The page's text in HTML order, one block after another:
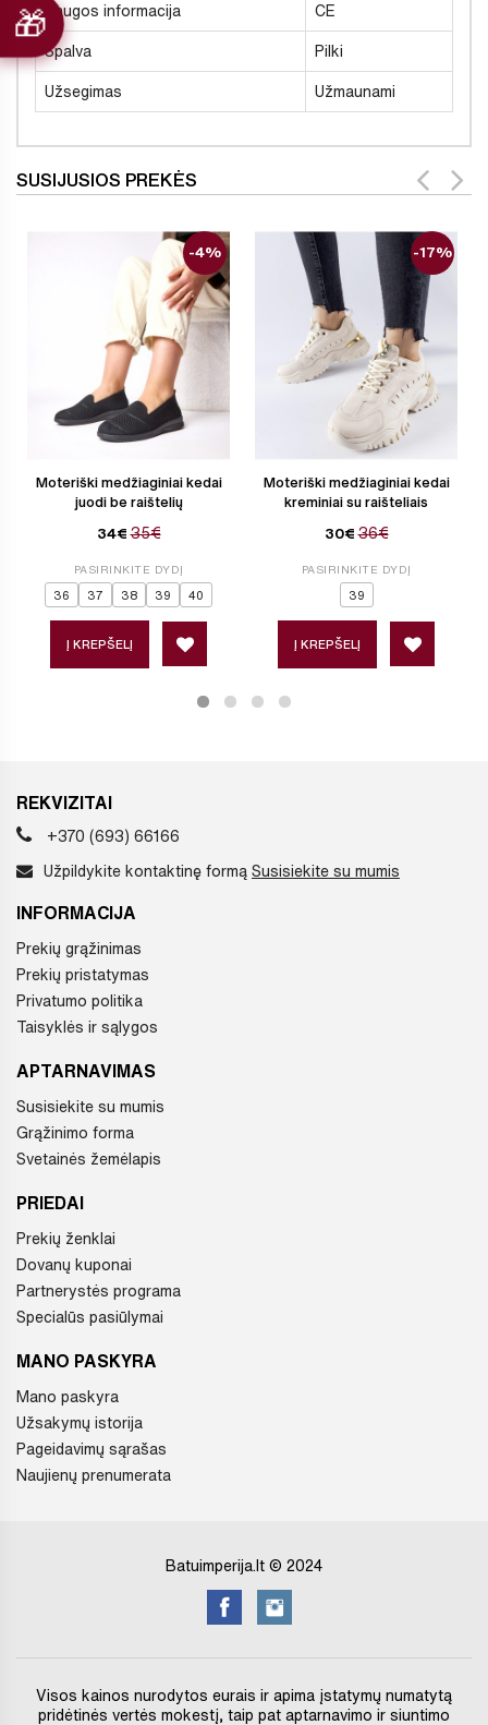
Saugos informacija CE
Spalva Pilki
Užsegimas Užmaunami
SUSIJUSIOS PREKĖS
Moteriški medžiaginiai kedai
juodi be raištelių
34€ 35€
-4%
PASIRINKITE DYDĮ
36 37 38 39 40
Į KREPŠELĮ
Moteriški medžiaginiai kedai
kreminiai su raišteliais
30€ 36€
-17%
PASIRINKITE DYDĮ
39
Į KREPŠELĮ
REKVIZITAI
+370 (693) 66166
Užpildykite kontaktinę formą Susisiekite su mumis
INFORMACIJA
Prekių grąžinimas
Prekių pristatymas
Privatumo politika
Taisyklės ir sąlygos
APTARNAVIMAS
Susisiekite su mumis
Grąžinimo forma
Svetainės žemėlapis
PRIEDAI
Prekių ženklai
Dovanų kuponai
Partnerystės programa
Specialūs pasiūlymai
MANO PASKYRA
Mano paskyra
Užsakymų istorija
Pageidavimų sąrašas
Naujienų prenumerata
Batuimperija.lt © 2024
Visos kainos nurodytos eurais ir apima įstatymų numatytą
pridėtinės vertės mokestį, taip pat aptarnavimo ir siuntimo